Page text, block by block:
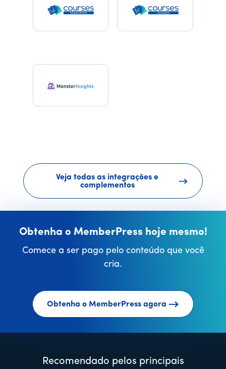
Veja todas as integrações e
complementos
Obtenha o MemberPress hoje mesmo!
Comece a ser pago pelo conteúdo que você
cria.
Obtenha o MemberPress agora
Recomendado pelos principais